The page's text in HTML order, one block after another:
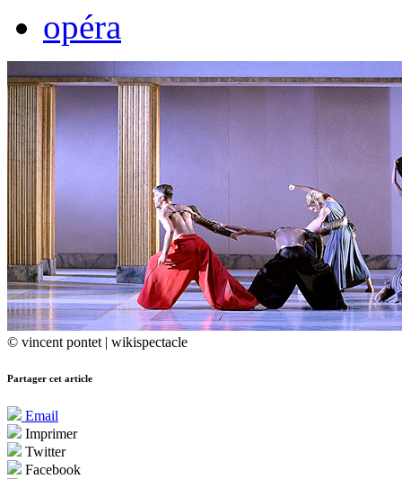
opéra
© vincent pontet | wikispectacle
Partager cet article
Email
Imprimer
Twitter
Facebook